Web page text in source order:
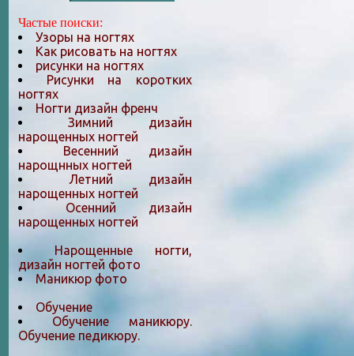
Частые поиски:
Узоры на ногтях
Как рисовать на ногтях
рисунки на ногтях
Рисунки на коротких
ногтях
Ногти дизайн френч
Зимний дизайн
нарощенных ногтей
Весенний дизайн
нарощнных ногтей
Летний дизайн
нарощенных ногтей
Осенний дизайн
нарощенных ногтей
Нарощенные ногти,
дизайн ногтей фото
Маникюр фото
Обучение
Обучение маникюру.
Обучение педикюру.